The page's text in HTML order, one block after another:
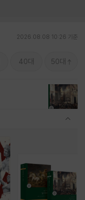
2026.08.08 10:26 기준
40대 50대